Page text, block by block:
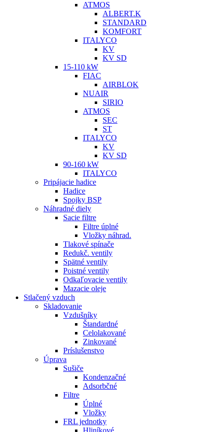
ATMOS
ALBERT.K
STANDARD
KOMFORT
ITALYCO
KV
KV SD
15-110 kW
FIAC
AIRBLOK
NUAIR
SIRIO
ATMOS
SEC
ST
ITALYCO
KV
KV SD
90-160 kW
ITALYCO
Pripájacie hadice
Hadice
Spojky BSP
Náhradné diely
Sacie filtre
Filtre úplné
Vložky náhrad.
Tlakové spínače
Redukč. ventily
Spätné ventily
Poistné ventily
Odkaľovacie ventily
Mazacie oleje
Stlačený vzduch
Skladovanie
Vzdušníky
Štandardné
Celolakované
Zinkované
Príslušenstvo
Úprava
Sušiče
Kondenzačné
Adsorbčné
Filtre
Úplné
Vložky
FRL jednotky
Hliníkové